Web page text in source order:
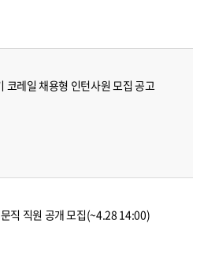
코레일 채용형 인턴사원 모집 공고
직 직원 공개 모집(~4.28 14:00)